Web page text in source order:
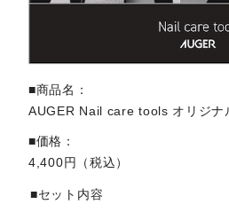
■商品名
AUGER Nail care tools オリジナ
■価格
4,400円（税込）
■セット内容